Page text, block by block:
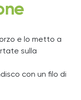
e lo metto a
sulla
con un filo di